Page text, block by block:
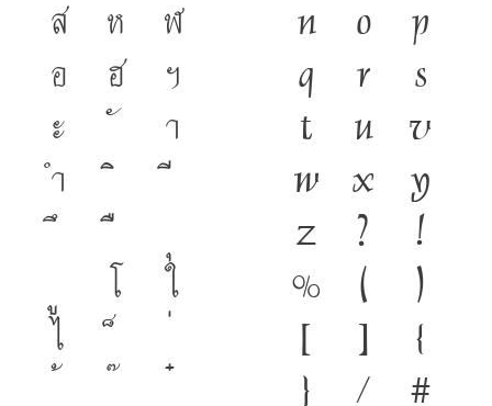
ส
ห
ฬ
อ
ฮ
ฯ
ะ
า
ำ
โ
ใ
ไ
n
o
p
q
r
s
t
u
v
w x
y
z
?
!
%
(
)
[
]
{
}
/
#